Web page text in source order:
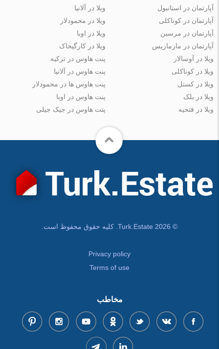
آپارتمان در استانبول
آپارتمان در کوناکلی
آپارتمان در مرسین
آپارتمان در مارماریس
ویلا در آلانیا
ویلا در محمودلار
ویلا در اوبا
ویلا در کارگیجاک
ویلا در آوسالار
ویلا در کوناکلی
ویلا در کستل
ویلا در بلک
ویلا در فتحیه
پنت هاوس در ترکیه
پنت هاوس در آلانیا
پنت هاوس ها در محمودلار
پنت هاوس در اوبا
پنت هاوس در جیک جیلی
© Turk.Estate 2026. کلیه حقوق محفوظ است.
Privacy policy
Terms of use
مخاطب